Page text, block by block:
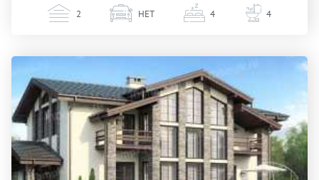
2 НЕТ 4 4